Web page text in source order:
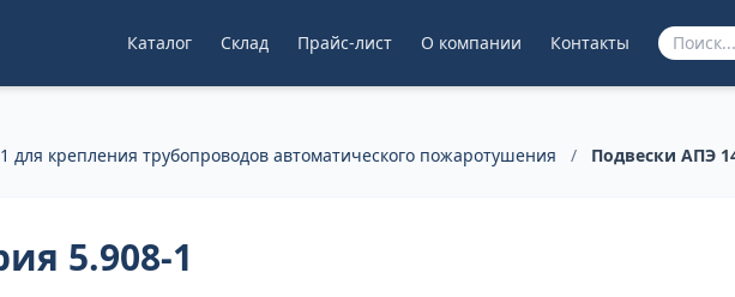
Каталог Склад Прайс-лист О компании Контакты
крепления трубопроводов автоматического пожаротушения / Подвески АПЭ
5.908-1